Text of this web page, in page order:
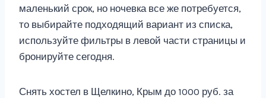
маленький срок, но ночевка все же потребуется,
то выбирайте подходящий вариант из списка,
используйте фильтры в левой части страницы и
бронируйте сегодня.
Снять хостел в Щелкино, Крым до 1000 руб. за